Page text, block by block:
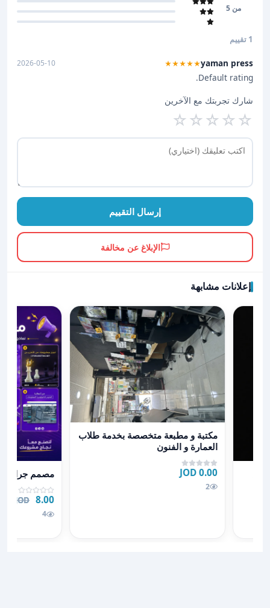
من 5
1 تقييم
yaman press
★★★★★
2026-05-10
Default rating.
شارك تجربتك مع الآخرين
☆
☆
☆
☆
☆
إرسال التقييم
الإبلاغ عن مخالفة
إعلانات مشابهة
او كرتك الخاص
عرض تفاصيل مكتبة و مطبعة متخصصة بخدمة طلاب
مكتبة و مطبعة متخصصة بخدمة طلاب
العمارة و الفنون
0.00 JOD
2
عرض تفاصيل
مصمم جرافيك
8.00 JOD
JOD
4